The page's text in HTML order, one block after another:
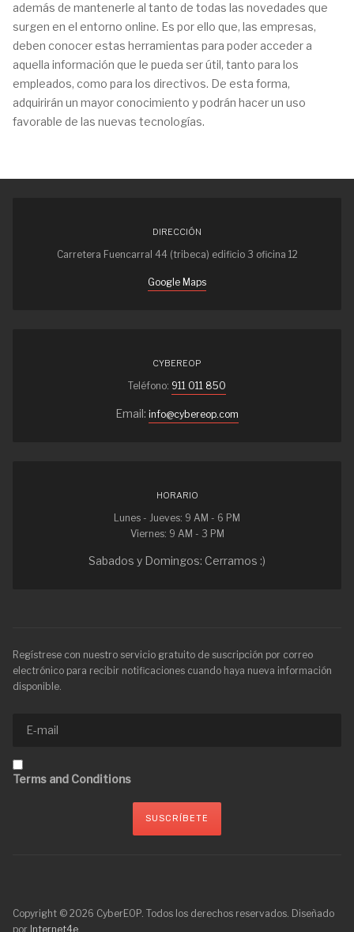
además de mantenerle al tanto de todas las novedades que
surgen en el entorno online. Es por ello que, las empresas,
deben conocer estas herramientas para poder acceder a
aquella información que le pueda ser útil, tanto para los
empleados, como para los directivos. De esta forma,
adquirirán un mayor conocimiento y podrán hacer un uso
favorable de las nuevas tecnologías.
DIRECCIÓN
Carretera Fuencarral 44 (tribeca) edificio 3 oficina 12
Google Maps
CYBEREOP
Teléfono: 911 011 850
Email: info@cybereop.com
HORARIO
Lunes - Jueves: 9 AM - 6 PM
Viernes: 9 AM - 3 PM
Sabados y Domingos: Cerramos :)
Regístrese con nuestro servicio gratuito de suscripción por correo
electrónico para recibir notificaciones cuando haya nueva información
disponible.
Terms and Conditions
Copyright © 2026 CyberEOP. Todos los derechos reservados. Diseñado
por Internet4e